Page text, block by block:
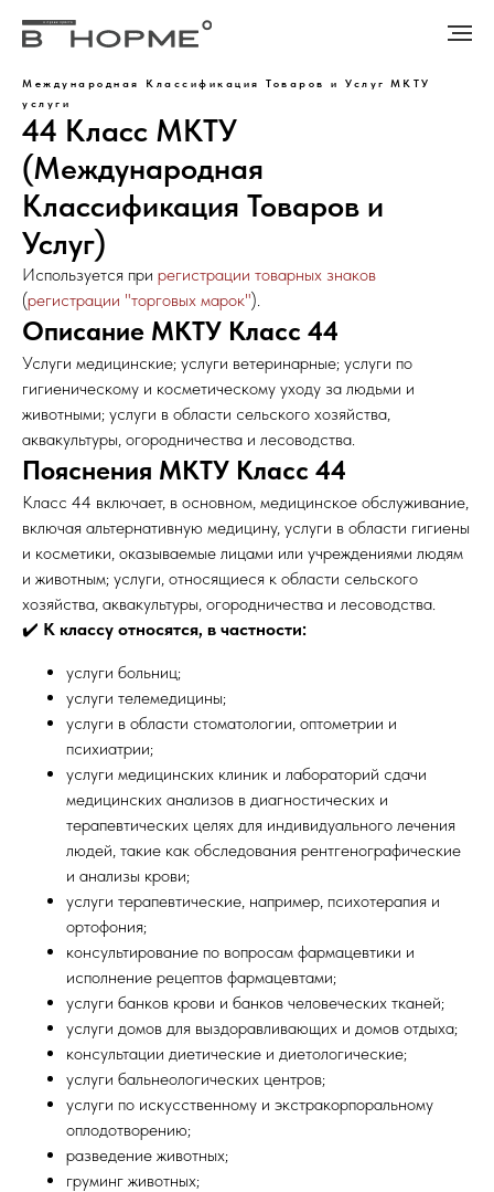
Международная Классификация Товаров и Услуг МКТУ
услуги
44 Класс МКТУ
(Международная
Классификация Товаров и
Услуг)
Используется при регистрации товарных знаков
(регистрации "торговых марок").
Описание МКТУ Класс 44
Услуги медицинские; услуги ветеринарные; услуги по
гигиеническому и косметическому уходу за людьми и
животными; услуги в области сельского хозяйства,
аквакультуры, огородничества и лесоводства.
Пояснения МКТУ Класс 44
Класс 44 включает, в основном, медицинское обслуживание,
включая альтернативную медицину, услуги в области гигиены
и косметики, оказываемые лицами или учреждениями людям
и животным; услуги, относящиеся к области сельского
хозяйства, аквакультуры, огородничества и лесоводства.
✔️ К классу относятся, в частности:
услуги больниц;
услуги телемедицины;
услуги в области стоматологии, оптометрии и
психиатрии;
услуги медицинских клиник и лабораторий сдачи
медицинских анализов в диагностических и
терапевтических целях для индивидуального лечения
людей, такие как обследования рентгенографические
и анализы крови;
услуги терапевтические, например, психотерапия и
ортофония;
консультирование по вопросам фармацевтики и
исполнение рецептов фармацевтами;
услуги банков крови и банков человеческих тканей;
услуги домов для выздоравливающих и домов отдыха;
консультации диетические и диетологические;
услуги бальнеологических центров;
услуги по искусственному и экстракорпоральному
оплодотворению;
разведение животных;
груминг животных;